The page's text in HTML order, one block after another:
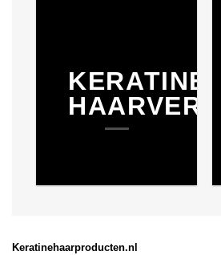
KERATINE
Keratinehaarproducten.nl